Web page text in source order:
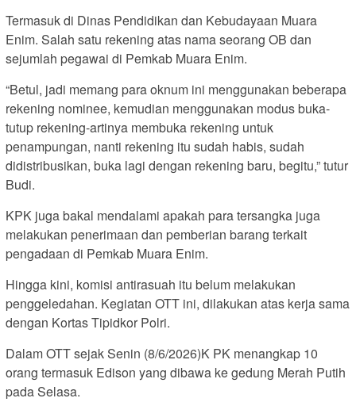
Termasuk di Dinas Pendidikan dan Kebudayaan Muara
Enim. Salah satu rekening atas nama seorang OB dan
sejumlah pegawai di Pemkab Muara Enim.
“Betul, jadi memang para oknum ini menggunakan beberapa
rekening nominee, kemudian menggunakan modus buka-
tutup rekening-artinya membuka rekening untuk
penampungan, nanti rekening itu sudah habis, sudah
didistribusikan, buka lagi dengan rekening baru, begitu,” tutur
Budi.
KPK juga bakal mendalami apakah para tersangka juga
melakukan penerimaan dan pemberian barang terkait
pengadaan di Pemkab Muara Enim.
Hingga kini, komisi antirasuah itu belum melakukan
penggeledahan. Kegiatan OTT ini, dilakukan atas kerja sama
dengan Kortas Tipidkor Polri.
Dalam OTT sejak Senin (8/6/2026)K PK menangkap 10
orang termasuk Edison yang dibawa ke gedung Merah Putih
pada Selasa.